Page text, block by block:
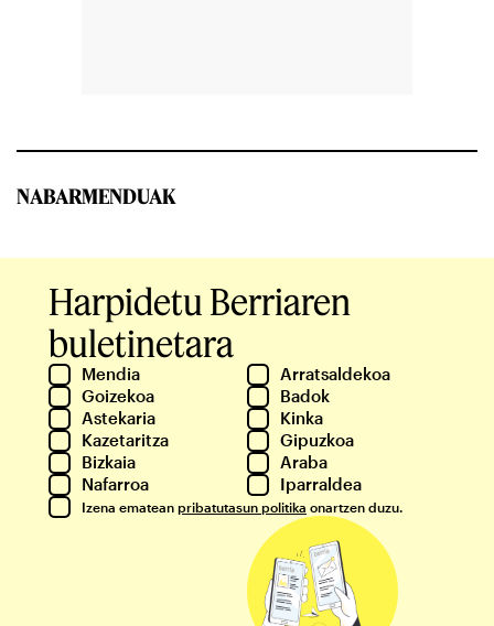
NABARMENDUAK
Harpidetu Berriaren
buletinetara
Mendia
Arratsaldekoa
Goizekoa
Badok
Astekaria
Kinka
Kazetaritza
Gipuzkoa
Bizkaia
Araba
Nafarroa
Iparraldea
Izena ematean pribatutasun politika onartzen duzu.